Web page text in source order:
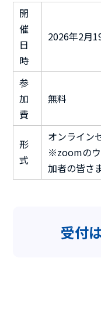
開
催
日
時
2026年2月
参
加
費
無料
形
式
オンライン
※zoomのウ
加者の皆さ
受付